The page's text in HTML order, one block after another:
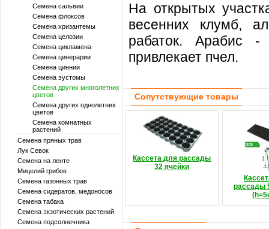
Семена сальвии
Семена флоксов
Семена хризантемы
Семена целозии
Семена цикламена
Семена цинерарии
Семена циннии
Семена эустомы
Семена других многолетних
цветов
Семена других однолетних
цветов
Семена комнатных
растений
Семена пряных трав
Лук Севок
Семена на ленте
Мицелий грибов
Семена газонных трав
Семена сидератов, медоносов
Семена табака
Семена экзотических растений
Семена подсолнечника
На открытых
весенних клумб,
рабаток. Арабис -
привлекает пчел.
Сопутствующие товары
Кассета для рассады
32 ячейки
рассады